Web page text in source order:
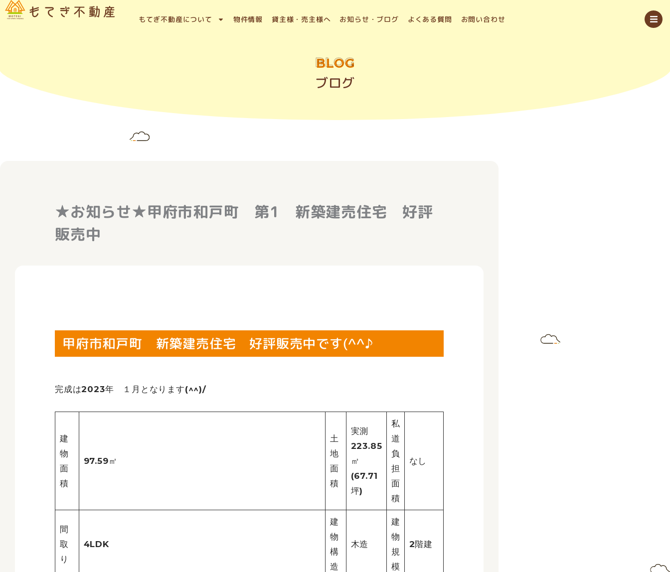
内
容
プ
もてぎ不動産について 物件情報 貸主様・売主様へ お知らせ・ブログ よくある質問 お問い合わせ
BLOG
ブログ
★お知らせ★甲府市和戸町 第1 新築建売住宅 好評
販売中
甲府市和戸町 新築建売住宅 好評販売中です(^^♪
完成は2023年 １月となります(^^)/
建
物
面
積
97.59㎡
土
地
面
積
実測
223.85
㎡
(67.71
坪)
私
道
負
担
面
積
なし
間
取
り
4LDK
建
物
構
造
木造
建
物
規
模
2階建